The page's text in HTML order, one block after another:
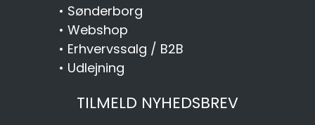
• Sønderborg
• Webshop
• Erhvervssalg / B2B
• Udlejning
TILMELD NYHEDSBREV